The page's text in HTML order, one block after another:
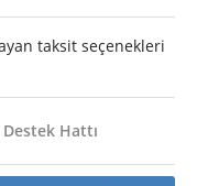
taksit seçenekleri
Hattı